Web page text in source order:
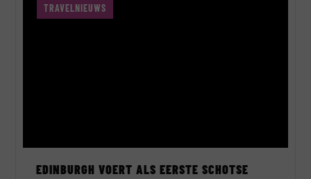
TRAVELNIEUWS
EDINBURGH VOERT ALS EERSTE SCHOTSE